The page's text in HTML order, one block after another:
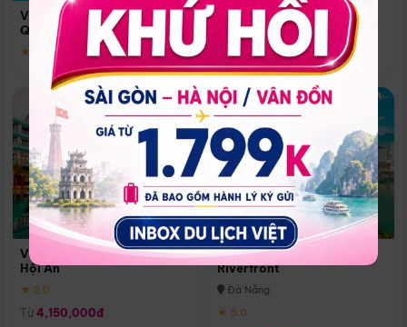
Vinpearl Resort & Spa Phu
Quoc
★ 5.0
Quoc
Phú Quốc
★ 5.0
Vinpearl Resort & Golf Nam
Hội An
★ 5.0
Từ 4,150,000đ
Melia Vinpearl Danang
Riverfront
Đà Nẵng
★ 5.0